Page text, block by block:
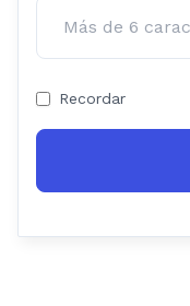
Recordar